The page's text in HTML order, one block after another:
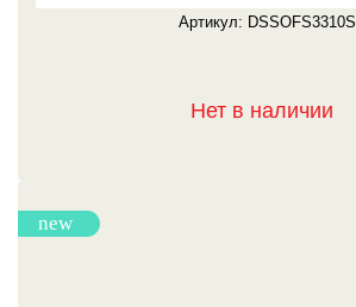
Артикул: DSSOFS3310S
Нет в наличии
new